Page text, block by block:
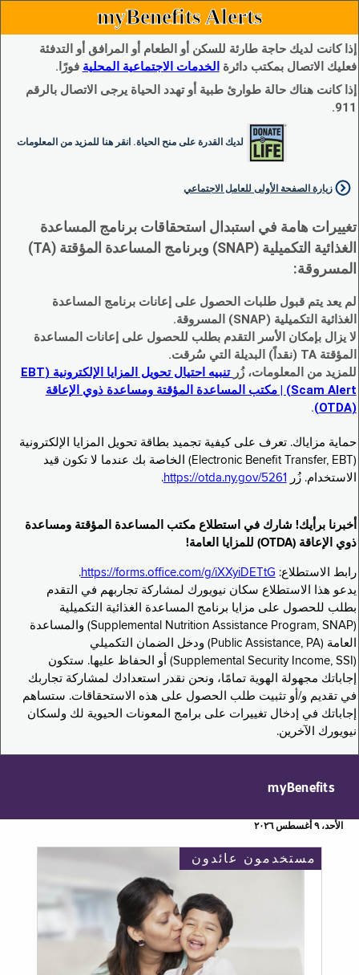
myBenefits Alerts
إذا كانت لديك حاجة طارئة للسكن أو الطعام أو المرافق أو التدفئة
فعليك الاتصال بمكتب دائرة الخدمات الاجتماعية المحلية فورًا.
إذا كانت هناك حالة طوارئ طبية أو تهدد الحياة يرجى الاتصال بالرقم
911.
لديك القدرة على منح الحياة. انقر هنا للمزيد من المعلومات
زيارة الصفحة الأولى للعامل الاجتماعي
تغييرات هامة في استبدال استحقاقات برنامج المساعدة
الغذائية التكميلية (SNAP) وبرنامج المساعدة المؤقتة (TA)
المسروقة:
لم يعد يتم قبول طلبات الحصول على إعانات برنامج المساعدة
الغذائية التكميلية (SNAP) المسروقة.
لا يزال بإمكان الأسر التقدم بطلب للحصول على إعانات المساعدة
المؤقتة TA (نقداً) البديلة التي سُرقت.
للمزيد من المعلومات، زُر
تنبيه احتيال تحويل المزايا الإلكترونية (EBT
Scam Alert) | مكتب المساعدة المؤقتة ومساعدة ذوي الإعاقة
(OTDA)
.
حماية مزاياك. تعرف على كيفية تجميد بطاقة تحويل المزايا الإلكترونية
(Electronic Benefit Transfer, EBT) الخاصة بك عندما لا تكون قيد
الاستخدام. زُر
https://otda.ny.gov/5261
.
أخبرنا برأيك! شارك في استطلاع مكتب المساعدة المؤقتة ومساعدة
ذوي الإعاقة (OTDA) للمزايا العامة!
رابط الاستطلاع: https://forms.office.com/g/iXXyiDETtG
.
يدعو هذا الاستطلاع سكان نيويورك لمشاركة تجاربهم في التقدم
بطلب للحصول على مزايا برنامج المساعدة الغذائية التكميلية
(Supplemental Nutrition Assistance Program, SNAP) والمساعدة
العامة (Public Assistance, PA) ودخل الضمان التكميلي
(Supplemental Security Income, SSI) أو الحفاظ عليها. ستكون
إجاباتك مجهولة الهوية تمامًا، ونحن نقدر استعدادك لمشاركة تجاربك
في تقديم و/أو تثبيت طلب الحصول على هذه الاستحقاقات. ستساهم
إجاباتك في إدخال تغييرات على برامج المعونات الحيوية لك ولسكان
نيويورك الآخرين.
myBenefits
الأحد، ٩ أغسطس ٢٠٢٦
مستخدمون عائدون